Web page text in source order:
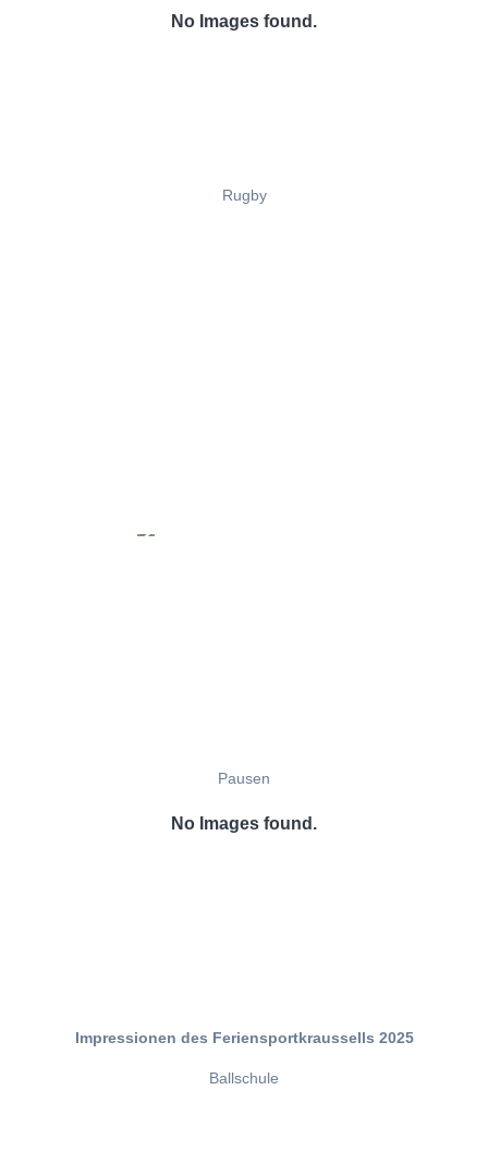
No Images found.
Rugby
Pausen
No Images found.
Impressionen des Feriensportkraussells 2025
Ballschule